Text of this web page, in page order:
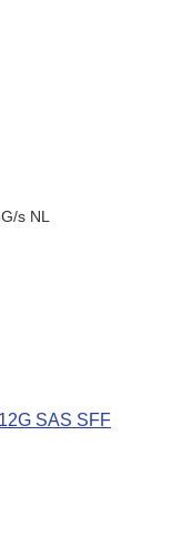
s NL
SAS SFF